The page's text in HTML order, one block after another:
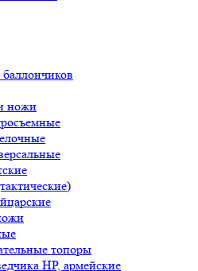
ножи
топоры
НР, армейские